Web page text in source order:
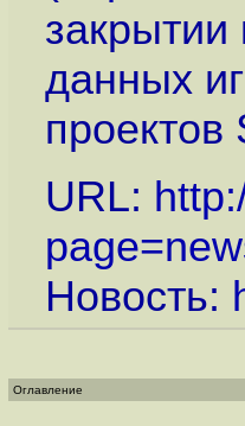
закрытии
данных
URL:
Новость:
Оглавление